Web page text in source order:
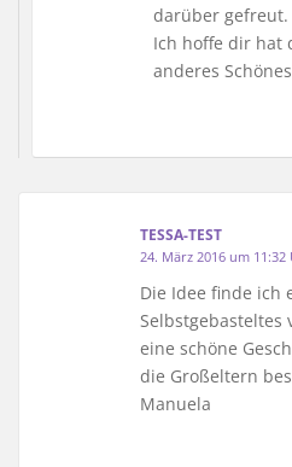
darüber gefreut.
Ich hoffe dir hat
anderes
TESSA-TEST
24. März 2016 um 11:32
Die Idee finde ich
eine schöne
die Großeltern
Manuela